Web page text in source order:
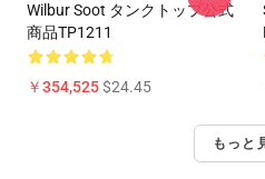
Wilbur Soot タンクトップ公式
商品TP1211
￥354,525$24.45
もっと